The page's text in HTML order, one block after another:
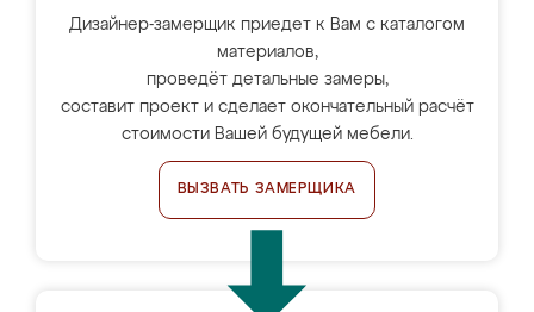
Дизайнер-замерщик приедет к Вам с каталогом
материалов,
проведёт детальные замеры,
составит проект и сделает окончательный расчёт
стоимости Вашей будущей мебели.
ВЫЗВАТЬ ЗАМЕРЩИКА